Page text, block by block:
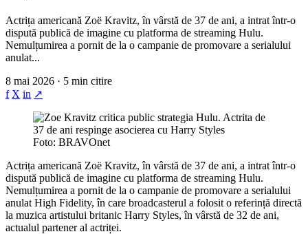
Actrița americană Zoë Kravitz, în vârstă de 37 de ani, a intrat într-o
dispută publică de imagine cu platforma de streaming Hulu.
Nemulțumirea a pornit de la o campanie de promovare a serialului
anulat...
8 mai 2026 · 5 min citire
f X in ↗
Foto: BRAVOnet
Actrița americană Zoë Kravitz, în vârstă de 37 de ani, a intrat într-o
dispută publică de imagine cu platforma de streaming Hulu.
Nemulțumirea a pornit de la o campanie de promovare a serialului
anulat High Fidelity, în care broadcasterul a folosit o referință directă
la muzica artistului britanic Harry Styles, în vârstă de 32 de ani,
actualul partener al actriței.